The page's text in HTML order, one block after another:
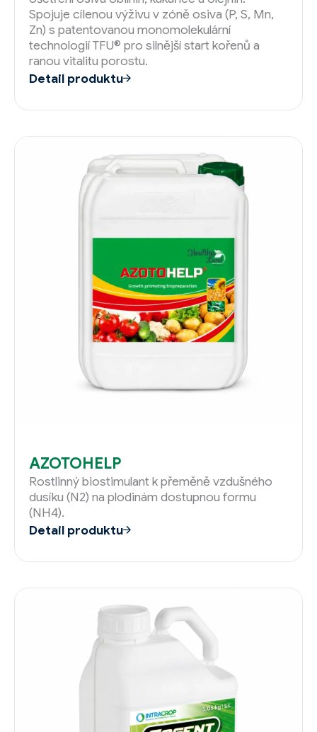
Spojuje cílenou výživu v zóně osiva (P, S, Mn,
Zn) s patentovanou monomolekulární
technologií TFU® pro silnější start kořenů a
ranou vitalitu porostu.
Detail produktu
AZOTOHELP
Rostlinný biostimulant k přeměně vzdušného
dusíku (N2) na plodinám dostupnou formu
(NH4).
Detail produktu